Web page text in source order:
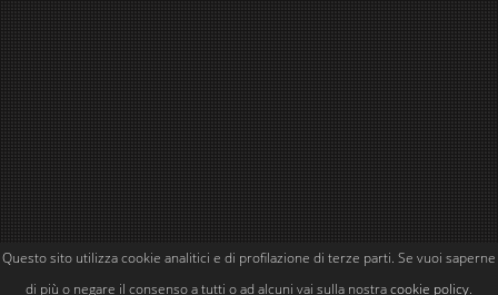
Questo sito utilizza cookie analitici e di profilazione di terze parti. Se vuoi saperne
di più o negare il consenso a tutti o ad alcuni vai sulla nostracookie policy.